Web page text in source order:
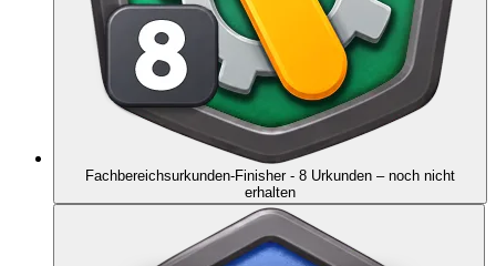
Fachbereichsurkunden-Finisher - 8 Urkunden – noch nicht
erhalten